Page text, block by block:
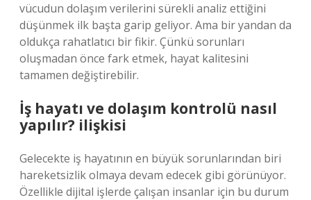
vücudun dolaşım verilerini sürekli analiz ettiğini
düşünmek ilk başta garip geliyor. Ama bir yandan da
oldukça rahatlatıcı bir fikir. Çünkü sorunları
oluşmadan önce fark etmek, hayat kalitesini
tamamen değiştirebilir.
İş hayatı ve dolaşım kontrolü nasıl
yapılır? ilişkisi
Gelecekte iş hayatının en büyük sorunlarından biri
hareketsizlik olmaya devam edecek gibi görünüyor.
Özellikle dijital işlerde çalışan insanlar için bu durum